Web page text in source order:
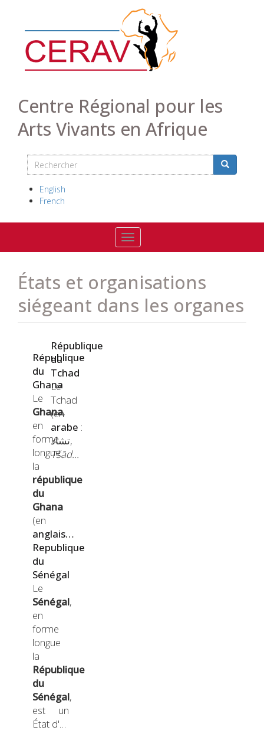
contenu
principal
Centre Régional pour les
Arts Vivants en Afrique
Search
Rechercher Rechercher
English
French
Toggle navigation
États et organisations
siégeant dans les organes
Image
République
du
Ghana
Le
Ghana,
en
forme
longue
la
république
du
Ghana
(en
anglais…
République
du
Tchad
Le
Tchad
(en
arabe :
تشاد,
Tšād…
Republique
du
Sénégal
Le
Sénégal,
en
forme
longue
la
République
du
Sénégal,
est un
État d'…